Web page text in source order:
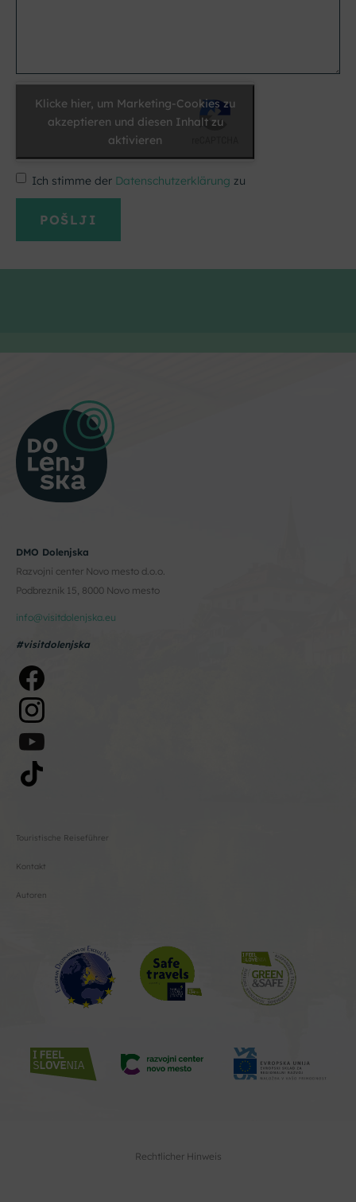
Klicke hier, um Marketing-Cookies zu
akzeptieren und diesen Inhalt zu
aktivieren
Ich stimme der Datenschutzerklärung zu
DMO Dolenjska
Razvojni center Novo mesto d.o.o.
Podbreznik 15, 8000 Novo mesto
info@visitdolenjska.eu
#visitdolenjska
Touristische Reiseführer
Kontakt
Autoren
Rechtlicher Hinweis